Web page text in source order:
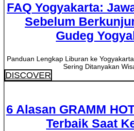
FAQ Yogyakarta:
Sebelum
Gudeg
Panduan Lengkap Liburan ke
Sering Ditanyakan
DISCOVER
6 Alasan GRAMM
Terbaik Saat